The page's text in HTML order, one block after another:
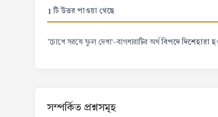
1 টি উত্তর পাওয়া গেছে
'চোখে সরষে ফুল দেখা'-বাগধারাটির অর্থবিপদে দিশেহারা
সম্পর্কিত প্রশ্নসমূহ